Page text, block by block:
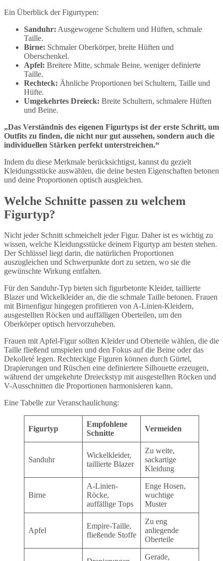
Ein Überblick der Figurtypen:
Sanduhr: Ausgewogene Schultern und Hüften, schmale
Taille.
Birne: Schmaler Oberkörper, breite Hüften und
Oberschenkel.
Apfel: Breitere Mitte, schmale Beine, weniger definierte
Taille.
Rechteck: Ähnliche Proportionen bei Schultern, Taille und
Hüfte.
Umgekehrtes Dreieck: Breite Schultern, schmalere Hüften
und Beine.
„Das Verständnis des eigenen Figurtyps ist der erste Schritt, um
Outfits zu finden, die nicht nur gut aussehen, sondern auch die
individuellen Stärken perfekt unterstreichen.“
Indem du diese Merkmale berücksichtigst, kannst du gezielt
Kleidungsstücke auswählen, die deine besten Eigenschaften betonen
und deine Proportionen optisch ausgleichen.
Welche Schnitte passen zu welchem
Figurtyp?
Nicht jeder Schnitt schmeichelt jeder Figur. Daher ist es wichtig zu
wissen, welche Kleidungsstücke deinem Figurtyp am besten stehen.
Der Schlüssel liegt darin, die natürlichen Proportionen
auszugleichen und Schwerpunkte dort zu setzen, wo sie die
gewünschte Wirkung entfalten.
Für den Sanduhr-Typ bieten sich figurbetonte Kleider, taillierte
Blazer und Wickelkleider an, die die schmale Taille betonen. Frauen
mit Birnenfigur hingegen profitieren von A-Linien-Kleidern,
ausgestellten Röcken und auffälligen Oberteilen, um den
Oberkörper optisch hervorzuheben.
Frauen mit Apfel-Figur sollten Kleider und Oberteile wählen, die die
Taille fließend umspielen und den Fokus auf die Beine oder das
Dekolleté legen. Rechteckige Figuren können durch Gürtel,
Drapierungen und Rüschen eine definiertere Silhouette erzeugen,
während der umgekehrte Dreieckstyp mit ausgestellten Röcken und
V-Ausschnitten die Proportionen harmonisieren kann.
Eine Tabelle zur Veranschaulichung:
Figurtyp
Empfohlene
Schnitte
Vermeiden
Sanduhr
Wickelkleider,
taillierte Blazer
Zu weite,
sackartige
Kleidung
Birne
A-Linien-
Röcke,
auffällige Tops
Enge Hosen,
wuchtige
Muster
Apfel
Empire-Taille,
fließende Stoffe
Zu eng
anliegende
Oberteile
Gerade,